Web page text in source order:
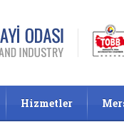
Hizmetler